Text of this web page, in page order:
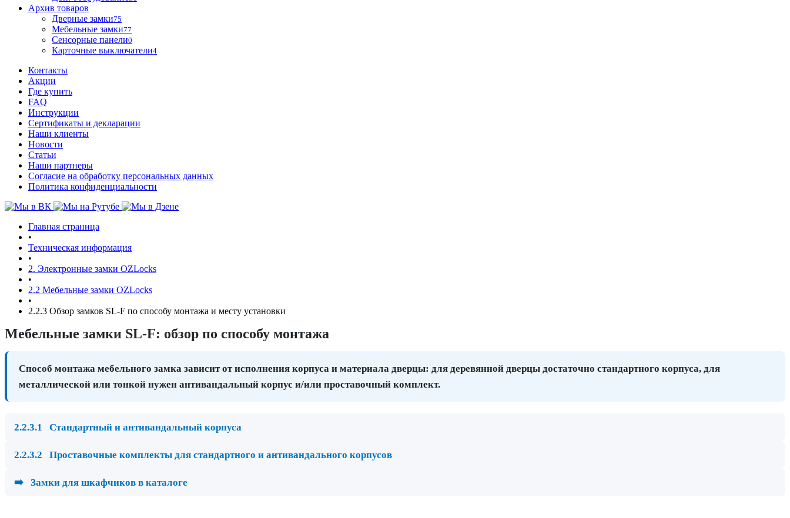
Архив товаров
Дверные замки75
Мебельные замки77
Сенсорные панели0
Карточные выключатели4
Контакты
Акции
Где купить
FAQ
Инструкции
Сертификаты и декларации
Наши клиенты
Новости
Статьи
Наши партнеры
Согласие на обработку персональных данных
Политика конфиденциальности
Главная страница
•
Техническая информация
•
2. Электронные замки OZLocks
•
2.2 Мебельные замки OZLocks
•
2.2.3 Обзор замков SL-F по способу монтажа и месту установки
Мебельные замки SL-F: обзор по способу монтажа
Способ монтажа мебельного замка зависит от исполнения корпуса и материала дверцы: для деревянной дверцы достаточно стандартного корпуса, для
металлической или тонкой нужен антивандальный корпус и/или проставочный комплект.
2.2.3.1 Стандартный и антивандальный корпуса
2.2.3.2 Проставочные комплекты для стандартного и антивандального корпусов
➡️ Замки для шкафчиков в каталоге